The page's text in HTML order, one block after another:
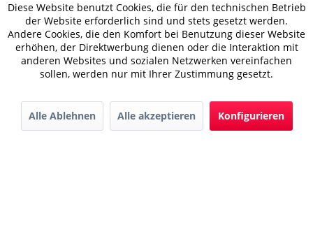
Diese Website benutzt Cookies, die für den technischen Betrieb
der Website erforderlich sind und stets gesetzt werden.
Andere Cookies, die den Komfort bei Benutzung dieser Website
erhöhen, der Direktwerbung dienen oder die Interaktion mit
anderen Websites und sozialen Netzwerken vereinfachen
sollen, werden nur mit Ihrer Zustimmung gesetzt.
Alle Ablehnen Alle akzeptieren Konfigurieren